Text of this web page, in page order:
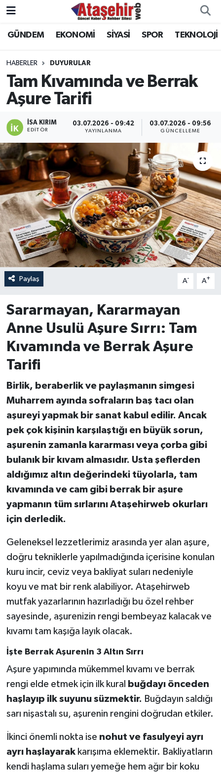
GÜNDEM EKONOMİ SİYASİ SPOR TEKNOLOJİ
HABERLER DUYURULAR
Tam Kıvamında ve Berrak
Aşure Tarifi
İSA KIRIM
EDITÖR
03.07.2026 - 09:42
YAYINLANMA
03.07.2026 - 09:56
GÜNCELLEME
Paylaş A- A+
Sararmayan, Kararmayan
Anne Usulü Aşure Sırrı: Tam
Kıvamında ve Berrak Aşure
Tarifi
Birlik, beraberlik ve paylaşmanın simgesi
Muharrem ayında sofraların baş tacı olan
aşureyi yapmak bir sanat kabul edilir. Ancak
pek çok kişinin karşılaştığı en büyük sorun,
aşurenin zamanla kararması veya çorba gibi
bulanık bir kıvam almasıdır. Usta şeflerden
aldığımız altın değerindeki tüyolarla, tam
kıvamında ve cam gibi berrak bir aşure
yapmanın tüm sırlarını Ataşehirweb okurları
için derledik.
Geleneksel lezzetlerimiz arasında yer alan aşure,
doğru tekniklerle yapılmadığında içerisine konulan
kuru incir, ceviz veya bakliyat suları nedeniyle
koyu ve mat bir renk alabiliyor. Ataşehirweb
mutfak yazarlarının hazırladığı bu özel rehber
sayesinde, aşurenizin rengi bembeyaz kalacak ve
kıvamı tam kaşığa layık olacak.
İşte Berrak Aşurenin 3 Altın Sırrı
Aşure yapımında mükemmel kıvamı ve berrak
rengi elde etmek için ilk kural
buğdayı önceden
haşlayıp ilk suyunu süzmektir. Buğdayın saldığı
sarı nişastalı su, aşurenin rengini doğrudan etkiler.
İkinci önemli nokta ise nohut ve fasulyeyi ayrı
ayrı haşlayarakkarışıma eklemektir. Bakliyatların
kendi haşlama suları yemeğe hem ağır bir koku
Hava Durumu
Trafik Durumu
Süper Lig Puan Durumu ve Fikstür
Haber Arşivi